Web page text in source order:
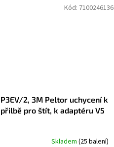
P3EV/2, 3M Peltor uchycení k
přilbě pro štít, k adaptéru V5
Skladem (25 balení)
Kód: 7100246136